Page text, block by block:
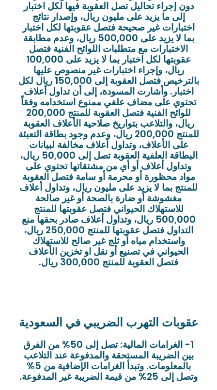
دون إجراء تحاليل تصل العقوبة فيها لكل اختبار
إلى ما يزيد على مليون ريال، وإصدار نتائج
اختبارات غير صحيحة فتصل عقوبتها لكل اختبار
بما لا يزيد على 500,000 ريال، وعدم مطابقة
الاختبارات مع متطلبات اللوائح الفنية فتصل
عقوبتها لكل اختبار بما لا يزيد على 100,000
ريال، وإجراء اختبارات غير منصوص عليها
بالترخيص فتصل العقوبة إلى 150,000 ريال لكل
اختبار. وأشارت المسودة، إلى أن تداول أعلاف
تحتوي على مضاف علفي ممنوع استخدامه وفقاً
للوائح الفنية فتصل العقوبة للمنتج 200,000
ريال، والتلاعب بتواريخ صلاحية الأعلاف العقوبة
للمنتج 200,000 ريال، وعدم وجود بطاقة التعبئة
على الأعلاف، وتداول أعلاف مخالفة لبيانات
البطاقة العلفية العقوبة تصل إلى 50,000 ريال،
وتداول أعلاف أو أي من مشتقاتها تحتوي على
مواد محظورة أو محرمة أو سامة فتصل العقوبة
للمنتج بما لا يزيد على مليون ريال، وتداول أعلاف
مغشوشة أو ضارة بالصحة أو غير صالحة
للاستهلاك الحيواني فتصل عقوبتها للمنتج
500,000 ريال، وتداول أعلاف صادر بحقها منع
التداول فتصل عقوبتها للمنتج 250,000 ريال،
واستخدام مياه أو ثلج غير صالح للاستهلاك
الحيواني في تصنيع أو نقل او تخزين الأعلاف
فتصل العقوبة للمنتج 300,000 ريال.
عقوبات التهرب الضريبي في السعودية
1- الغرامات المالية: تصل إلى 50% من الفرق
بين الضريبة المستحقة والمدفوعة عند التلاعب
بالمعلومات. وتبدأ الغرامات الإضافية من 5%
وتصل إلى 25% من قيمة الضريبة غير المدفوعة.